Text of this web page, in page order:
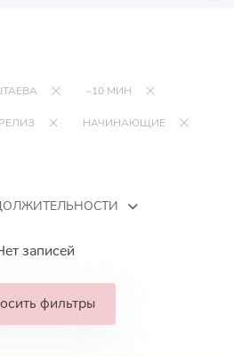
~10 МИН
НАЧИНАЮЩИЕ
записей
фильтры